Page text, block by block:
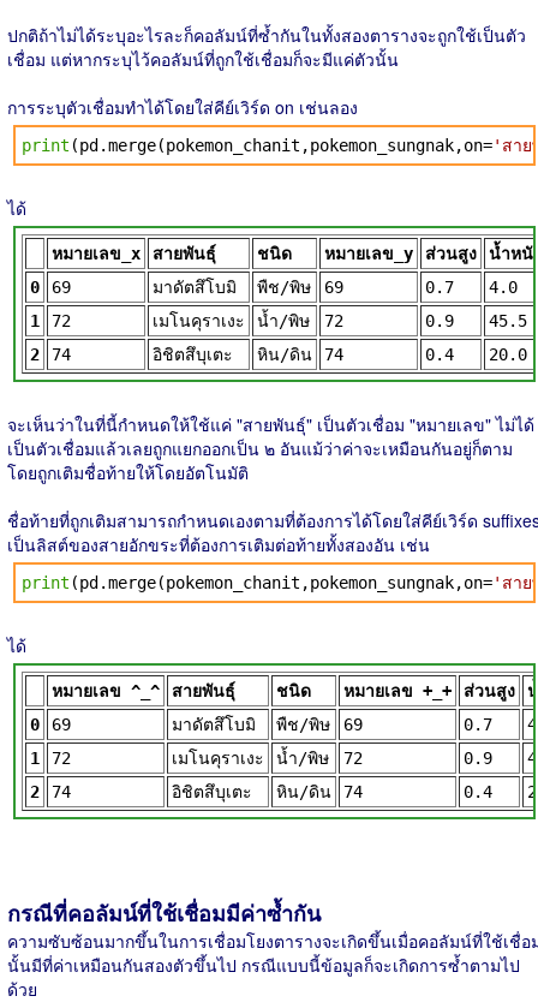
ปกติถ้าไม่ได้ระบุอะไรละก็คอลัมน์ที่ซ้ำกันในทั้งสองตารางจะถูกใช้เป็นตัว
เชื่อม แต่หากระบุไว้คอลัมน์ที่ถูกใช้เชื่อมก็จะมีแค่ตัวนั้น
การระบุตัวเชื่อมทำได้โดยใส่คีย์เวิร์ด on เช่นลอง
print (pd.merge(pokemon_chanit,pokemon_sungnak,on='สา
ได้
หมายเลข_x สายพันธุ์ ชนิด หมายเลข_y ส่วนสูง
น้ำหนั
0
69 มาดัตสึโบมิ พืช/พิษ 69 0.7
4.0
1
72 เมโนคุราเงะ น้ำ/พิษ 72 0.9
45.5
2
74 อิชิตสึบุเตะ หิน/ดิน 74 0.4 20.0
จะเห็นว่าในที่นี้กำหนดให้ใช้แค่ "สายพันธุ์" เป็นตัวเชื่อม "หมายเลข" ไม่ได้
เป็นตัวเชื่อมแล้วเลยถูกแยกออกเป็น ๒ อันแม้ว่าค่าจะเหมือนกันอยู่ก็ตาม
โดยถูกเติมชื่อท้ายให้โดยอัตโนมัติ
ชื่อท้ายที่ถูกเติมสามารถกำหนดเองตามที่ต้องการได้โดยใส่คีย์เวิร์ด
เป็นลิสต์ของสายอักขระที่ต้องการเติมต่อท้ายทั้งสองอัน เช่น
print (pd.merge(pokemon_chanit,pokemon_sungnak,on='สา
ได้
หมายเลข ^_^ สายพันธุ์ ชนิด หมายเลข +_+ ส่วนสูง
0
69 มาดัตสึโบมิ พืช/พิษ 69 0.7
1
72 เมโนคุราเงะ น้ำ/พิษ 72 0.9
2
74 อิชิตสึบุเตะ หิน/ดิน 74 0.4
กรณีที่คอลัมน์ที่ใช้เชื่อมมีค่าซ้ำกัน
ความซับซ้อนมากขึ้นในการเชื่อมโยงตารางจะเกิดขึ้นเมื่อคอลัมน์ที่ใช้เชื่อ
นั้นมีที่ค่าเหมือนกันสองตัวขึ้นไป กรณีแบบนี้ข้อมูลก็จะเกิดการซ้ำตามไป
ด้วย